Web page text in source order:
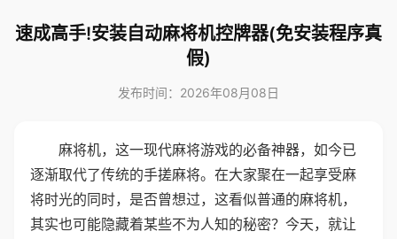
速成高手!安装自动麻将机控牌器(免安装程序真
假)
发布时间：2026年08月08日
麻将机，这一现代麻将游戏的必备神器，如今已
逐渐取代了传统的手搓麻将。在大家聚在一起享受麻
将时光的同时，是否曾想过，这看似普通的麻将机，
其实也可能隐藏着某些不为人知的秘密？今天，就让